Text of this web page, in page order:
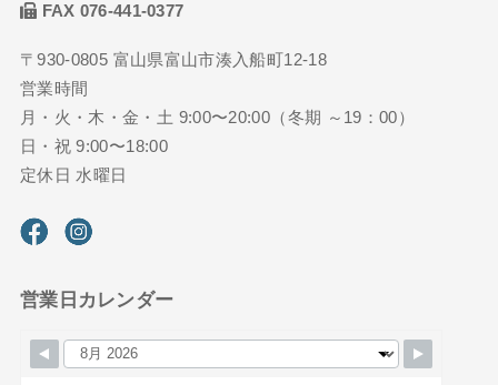
FAX 076-441-0377
〒930-0805 富山県富山市湊入船町12-18
営業時間
月・火・木・金・土 9:00〜20:00（冬期 ～19：00）
日・祝 9:00〜18:00
定休日 水曜日
営業日カレンダー